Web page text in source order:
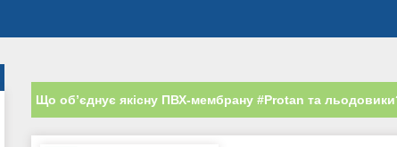
Що об’єднує якісну ПВХ-мембрану #Protan та